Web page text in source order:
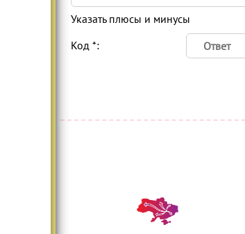
Указать плюсы и минусы
Код *: